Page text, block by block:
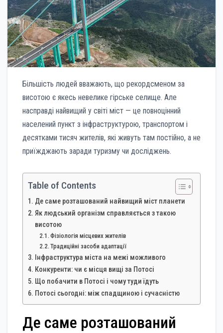
Більшість людей вважають, що рекордсменом за
висотою є якесь невелике гірське селище. Але
насправді найвищий у світі міст — це повноцінний
населений пункт з інфраструктурою, транспортом і
десятками тисяч жителів, які живуть там постійно, а не
приїжджають заради туризму чи досліджень.
Table of Contents
Де саме розташований найвищий міст планети
Як людський організм справляється з такою
висотою
Фізіологія місцевих жителів
Традиційні засоби адаптації
Інфраструктура міста на межі можливого
Конкуренти: чи є місця вищі за Потосі
Що побачити в Потосі і чому туди їдуть
Потосі сьогодні: між спадщиною і сучасністю
Де саме розташований